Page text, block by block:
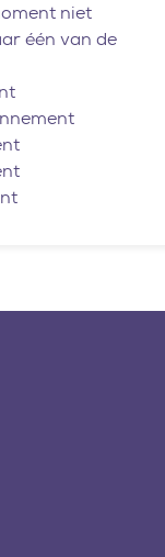
niet
één van de